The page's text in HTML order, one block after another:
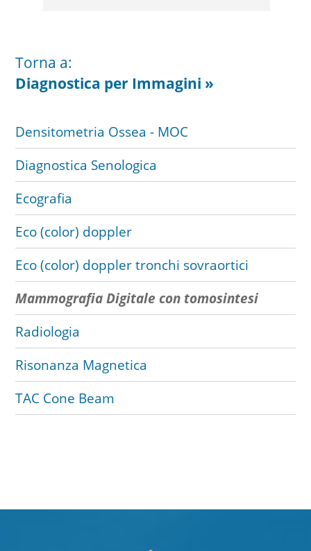
Torna a:
Diagnostica per Immagini »
Densitometria Ossea - MOC
Diagnostica Senologica
Ecografia
Eco (color) doppler
Eco (color) doppler tronchi sovraortici
Mammografia Digitale con tomosintesi
Radiologia
Risonanza Magnetica
TAC Cone Beam